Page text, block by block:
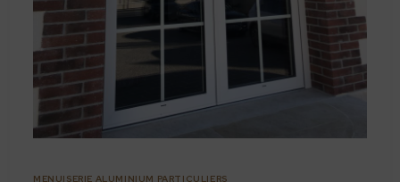
MENUISERIE ALUMINIUM PARTICULIERS